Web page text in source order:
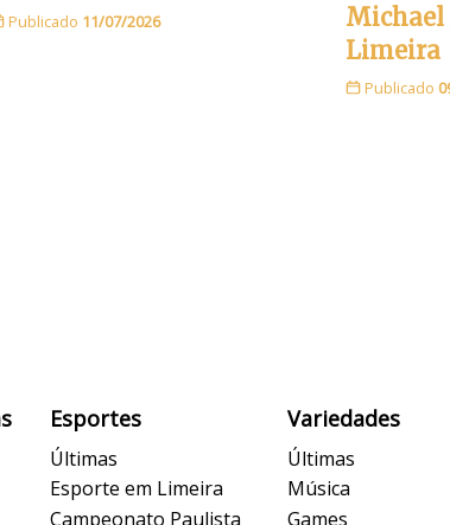
Publicado 11/07/2026
Michael
Limeira
Publicado
Esportes
Últimas
Esporte em Limeira
Campeonato Paulista
Variedades
Últimas
Música
Games